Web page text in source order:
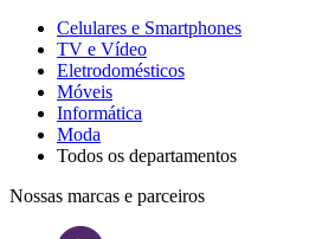
Celulares e Smartphones
TV e Vídeo
Eletrodomésticos
Móveis
Informática
Moda
Todos os departamentos
Nossas marcas e parceiros